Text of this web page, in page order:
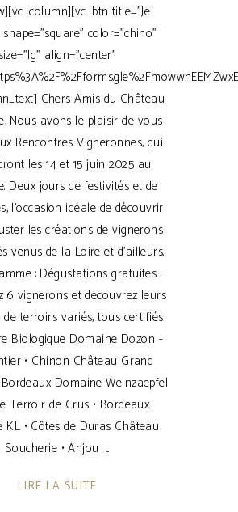
title="Je
color="chino"
size="lg" align="center"
Chers Amis du Château
Nous avons le plaisir de vous
Rencontres Vigneronnes, qui
les 14 et 15 juin 2025 au
Deux jours de festivités et de
l'occasion idéale de découvrir
les créations de vignerons
venus de la Loire et d'ailleurs.
: Dégustations gratuites :
6 vignerons et découvrez leurs
de terroirs variés, tous certifiés
Biologique Domaine Dozon -
• Chinon Château Grand
Domaine Weinzaepfel
Terroir de Crus • Bordeaux
KL • Côtes de Duras Château
Soucherie • Anjou
LIRE LA SUITE